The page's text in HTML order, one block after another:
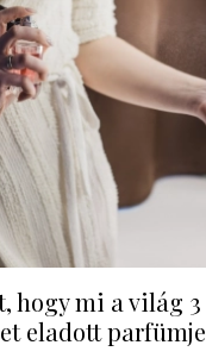
hogy mi a világ 3
eladott parfümje